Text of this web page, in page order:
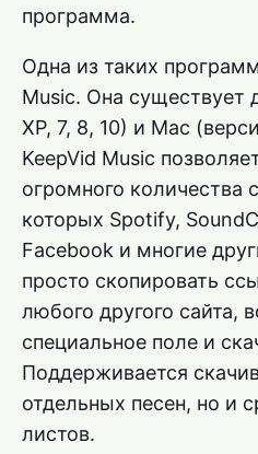
программа.
Одна из таких
Music. Она существует
XP, 7, 8, 10) и Mac
KeepVid Music
огромного количества
которых Spotify,
Facebook и многие
просто скопировать
любого другого сайта,
специальное поле и
Поддерживается
отдельных песен, но и
листов.